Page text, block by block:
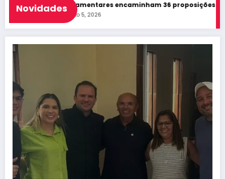
Novidadesencaminham 36 proposições para tramitação na